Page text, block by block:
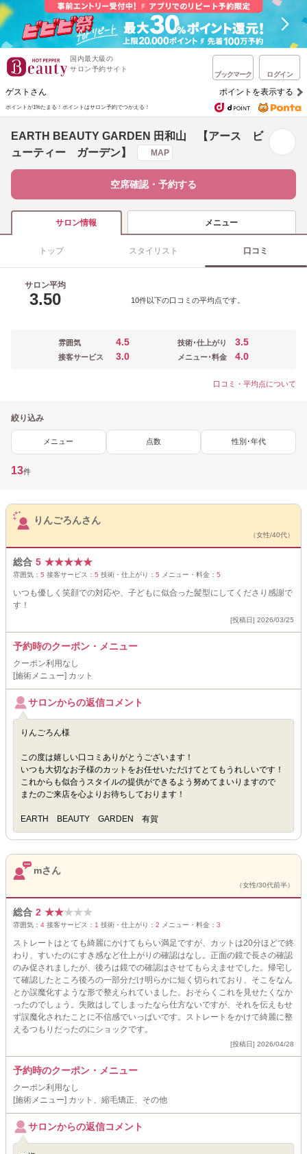
国内最大級の
サロン予約サイト
ブックマーク ログイン
ゲストさん ポイントを表示する
ポイントが1%たまる！ ポイントはサロン予約でつかえる！
EARTH BEAUTY GARDEN 田和山 【アース ビ
ューティー ガーデン】
MAP
空席確認・予約する
サロン情報 メニュー
トップ スタイリスト 口コミ
サロン平均
3.50 10件以下の口コミの平均点です。
雰囲気 4.5
接客サービス 3.0
技術･仕上がり 3.5
メニュー･料金 4.0
口コミ・平均点について
絞り込み
メニュー 点数 性別･年代
13件
サロンPick Up
りんごろんさん
（女性/40代）
総合 5 ★★★★★
雰囲気： 5 接客サービス： 5 技術・仕上がり： 5 メニュー・料金： 5
いつも優しく笑顔での対応や、子どもに似合った髪型にしてくださり感謝で
す！
[投稿日] 2026/03/25
予約時のクーポン・メニュー
クーポン利用なし
[施術メニュー] カット
サロンからの返信コメント
りんごろん様
この度は嬉しい口コミありがとうございます！
いつも大切なお子様のカットをお任せいただけてとてもうれしいです！
これからも似合うスタイルの提供ができるよう努めてまいりますので
またのご来店を心よりお待ちしております！
EARTH BEAUTY GARDEN 有賀
mさん
（女性/30代前半）
総合 2 ★★★★★
雰囲気： 4 接客サービス： 1 技術・仕上がり： 2 メニュー・料金： 3
ストレートはとても綺麗にかけてもらい満足ですが、カットは20分ほどで終
わり、すいたのにすき感など仕上がりの確認はなし。正面の鏡で長さの確認
のみ促されましたが、後ろは鏡での確認はさせてもらえませでした。帰宅し
て確認したところ後ろの一部分だけ明らかに短く切られており、そこをなん
とか誤魔化すような形で整えられていました。おそらくこれを見せたくなか
ったのでしょう。失敗はしてしまったなら仕方ないですが、それを伝えもせ
ず誤魔化されたことに不信感でいっぱいです。ストレートをかけて綺麗に整
えるつもりだったのにショックです。
[投稿日] 2026/04/28
予約時のクーポン・メニュー
クーポン利用なし
[施術メニュー] カット、縮毛矯正、その他
サロンからの返信コメント